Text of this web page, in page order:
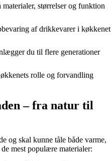
størrelser og funktion
af drikkevarer i køkkenet
du til flere generationer
rolle og forvandling
– fra natur til
og skal kunne tåle både varme,
mest populære materialer: